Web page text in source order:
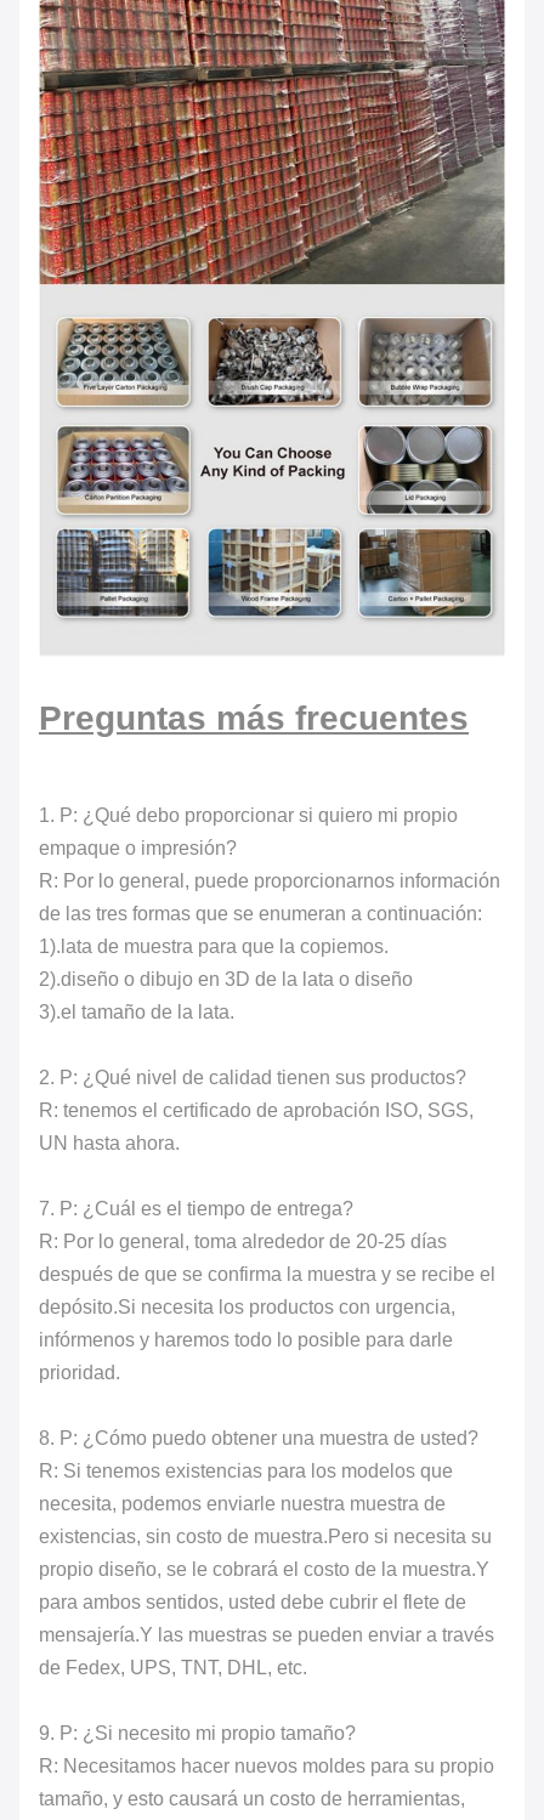
Preguntas más frecuentes
1. P: ¿Qué debo proporcionar si quiero mi propio
empaque o impresión?
R: Por lo general, puede proporcionarnos información
de las tres formas que se enumeran a continuación:
1).lata de muestra para que la copiemos.
2).diseño o dibujo en 3D de la lata o diseño
3).el tamaño de la lata.
2. P: ¿Qué nivel de calidad tienen sus productos?
R: tenemos el certificado de aprobación ISO, SGS,
UN hasta ahora.
7. P: ¿Cuál es el tiempo de entrega?
R: Por lo general, toma alrededor de 20-25 días
después de que se confirma la muestra y se recibe el
depósito.Si necesita los productos con urgencia,
infórmenos y haremos todo lo posible para darle
prioridad.
8. P: ¿Cómo puedo obtener una muestra de usted?
R: Si tenemos existencias para los modelos que
necesita, podemos enviarle nuestra muestra de
existencias, sin costo de muestra.Pero si necesita su
propio diseño, se le cobrará el costo de la muestra.Y
para ambos sentidos, usted debe cubrir el flete de
mensajería.Y las muestras se pueden enviar a través
de Fedex, UPS, TNT, DHL, etc.
9. P: ¿Si necesito mi propio tamaño?
R: Necesitamos hacer nuevos moldes para su propio
tamaño, y esto causará un costo de herramientas,